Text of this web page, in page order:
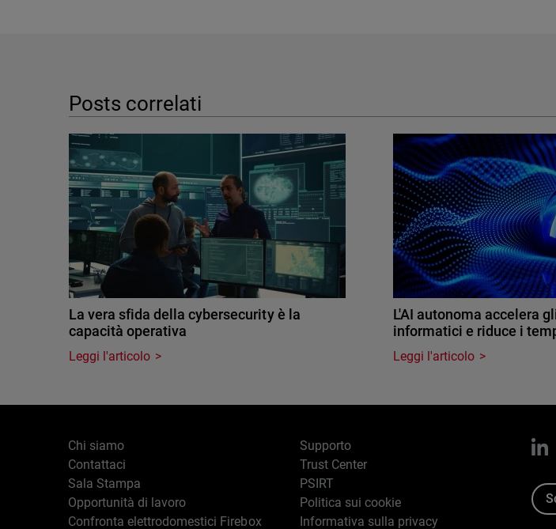
Posts correlati
La vera sfida della cybersecurity è la
capacità operativa
Leggi l'articolo
L'AI autonoma accelera
informatici e riduce i
Leggi l'articolo
Chi siamo
Contattaci
Sala Stampa
Opportunità di lavoro
Confronta elettrodomestici Firebox
Supporto
Trust Center
PSIRT
Politica sui cookie
Informativa sulla privacy